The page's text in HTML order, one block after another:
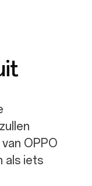
OPPO
als iets